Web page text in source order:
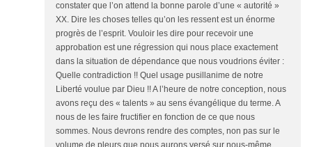
constater que l’on attend la bonne parole d’une « autorité »
XX. Dire les choses telles qu’on les ressent est un énorme
progrès de l’esprit. Vouloir les dire pour recevoir une
approbation est une régression qui nous place exactement
dans la situation de dépendance que nous voudrions éviter :
Quelle contradiction !! Quel usage pusillanime de notre
Liberté voulue par Dieu !! A l’heure de notre conception, nous
avons reçu des « talents » au sens évangélique du terme. A
nous de les faire fructifier en fonction de ce que nous
sommes. Nous devrons rendre des comptes, non pas sur le
volume de pleurs que nous aurons versé sur nous-même,